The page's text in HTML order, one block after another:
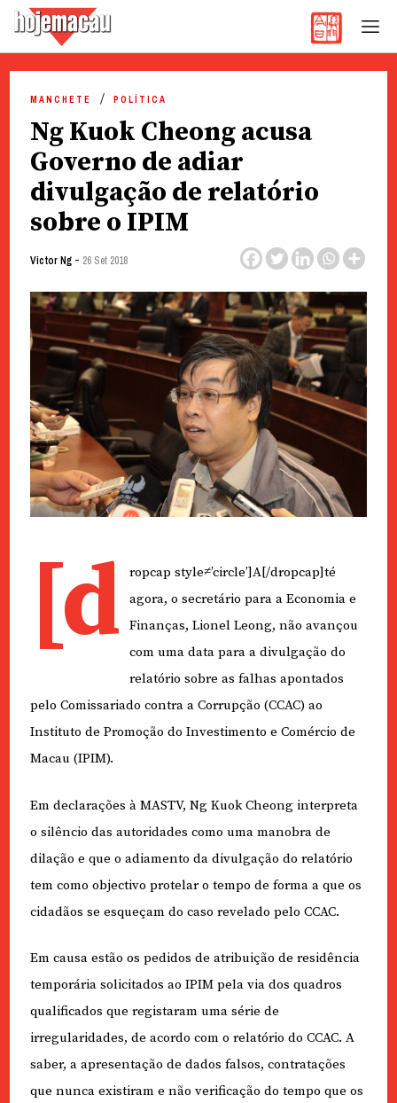
content
MANCHETE POLÍTICA
Ng Kuok Cheong acusa
Governo de adiar
divulgação de relatório
sobre o IPIM
Victor Ng- 26 Set 2018
[d
ropcap style≠’circle’]A[/dropcap]té
agora, o secretário para a Economia e
Finanças, Lionel Leong, não avançou
com uma data para a divulgação do
relatório sobre as falhas apontados
pelo Comissariado contra a Corrupção (CCAC) ao
Instituto de Promoção do Investimento e Comércio de
Macau (IPIM).
Em declarações à MASTV, Ng Kuok Cheong interpreta
o silêncio das autoridades como uma manobra de
dilação e que o adiamento da divulgação do relatório
tem como objectivo protelar o tempo de forma a que os
cidadãos se esqueçam do caso revelado pelo CCAC.
Em causa estão os pedidos de atribuição de residência
temporária solicitados ao IPIM pela via dos quadros
qualificados que registaram uma série de
irregularidades, de acordo com o relatório do CCAC. A
saber, a apresentação de dados falsos, contratações
que nunca existiram e não verificação do tempo que os